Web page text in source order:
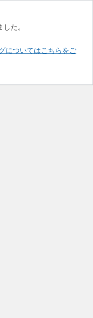
た。
についてはこちらをご